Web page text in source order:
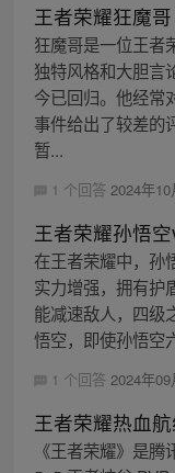
王者荣耀狂魔哥
狂魔哥是一位王者
独特风格和大胆言
今已回归。他经常
事件给出了较差的
暂...
1 个回答 2024年
王者荣耀孙悟
在王者荣耀中，孙
实力增强，拥有护
能减速敌人，四级
悟空，即使孙悟空
1 个回答 2024年
王者荣耀热血
《王者荣耀》是